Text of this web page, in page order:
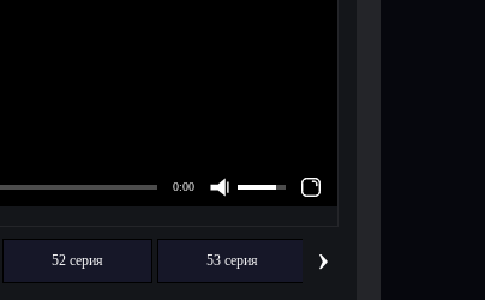
52 серия 53 серия ›